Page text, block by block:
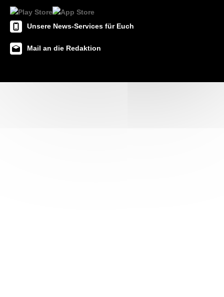
Unsere News-Services für Euch
Mail an die Redaktion